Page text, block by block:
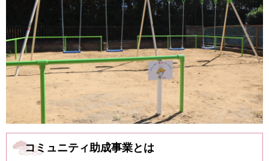
コミュニティ助成事業とは